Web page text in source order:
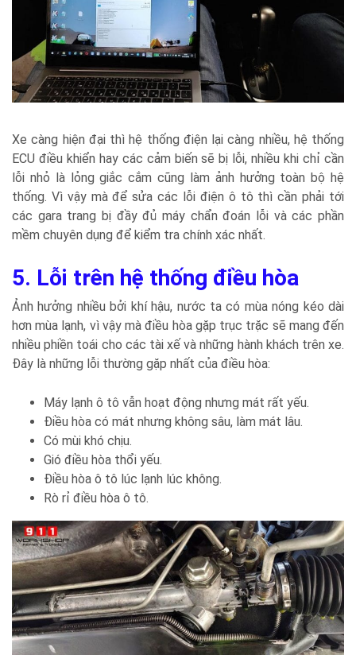
Xe càng hiện đại thì hệ thống điện lại càng nhiều, hệ thống
ECU điều khiển hay các cảm biến sẽ bị lỗi, nhiều khi chỉ cần
lỗi nhỏ là lỏng giắc cắm cũng làm ảnh hưởng toàn bộ hệ
thống. Vì vậy mà để sửa các lỗi điện ô tô thì cần phải tới
các gara trang bị đầy đủ máy chẩn đoán lỗi và các phần
mềm chuyên dụng để kiểm tra chính xác nhất.
5. Lỗi trên hệ thống điều hòa
Ảnh hưởng nhiều bởi khí hậu, nước ta có mùa nóng kéo dài
hơn mùa lạnh, vì vậy mà điều hòa gặp trục trặc sẽ mang đến
nhiều phiền toái cho các tài xế và những hành khách trên xe.
Đây là những lỗi thường gặp nhất của điều hòa:
Máy lạnh ô tô vẫn hoạt động nhưng mát rất yếu.
Điều hòa có mát nhưng không sâu, làm mát lâu.
Có mùi khó chịu.
Gió điều hòa thổi yếu.
Điều hòa ô tô lúc lạnh lúc không.
Rò rỉ điều hòa ô tô.